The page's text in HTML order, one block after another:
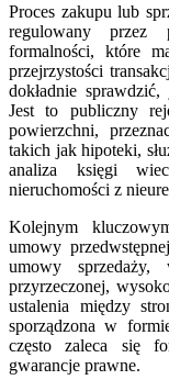
Proces zakupu lub
regulowany przez
formalności, które
przejrzystości
dokładnie
Jest to publiczny
powierzchni,
takich jak hipoteki,
analiza księgi
nieruchomości z
Kolejnym
umowy
umowy
przyrzeczonej,
ustalenia między
sporządzona w
często zaleca się
gwarancje prawne.